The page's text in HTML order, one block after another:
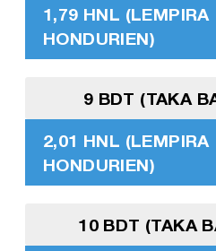
1,79 HNL (LEMPIRA
HONDURIEN)
9 BDT (TAKA
2,01 HNL (LEMPIRA
HONDURIEN)
10 BDT (TAKA